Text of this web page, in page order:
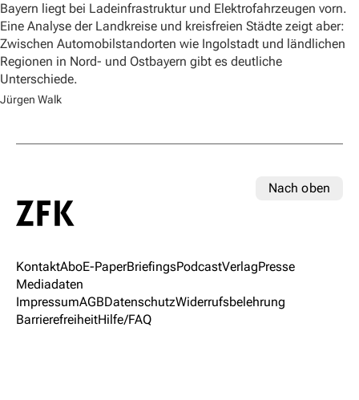
Bayern liegt bei Ladeinfrastruktur und Elektrofahrzeugen vorn.
Eine Analyse der Landkreise und kreisfreien Städte zeigt aber:
Zwischen Automobilstandorten wie Ingolstadt und ländlichen
Regionen in Nord- und Ostbayern gibt es deutliche
Unterschiede.
Jürgen Walk
Nach oben
KontaktAboE-PaperBriefingsPodcastVerlagPresse
Mediadaten
ImpressumAGBDatenschutzWiderrufsbelehrung
BarrierefreiheitHilfe/FAQ